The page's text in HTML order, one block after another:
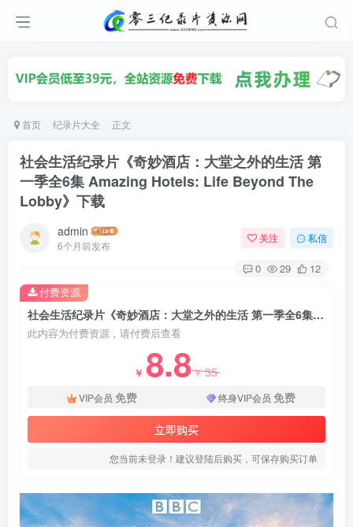
首页 纪录片大全 正文
社会生活纪录片《奇妙酒店：大堂之外的生活 第
一季全6集 Amazing Hotels: Life Beyond The
Lobby》下载
admin
6个月前发布
关注 私信
0 29 12
社会生活纪录片《奇妙酒店：大堂之外的生活 第一季全6集 Amazing Hotels: Life Beyond The Lobby》下载
此内容为付费资源，请付费后查看
￥ 8.8￥35
VIP会员 免费 终身VIP会员 免费
立即购买
您当前未登录！建议登陆后购买，可保存购买订单
付费资源